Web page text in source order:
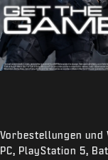
Vorbestellungen und
PC, PlayStation 5,